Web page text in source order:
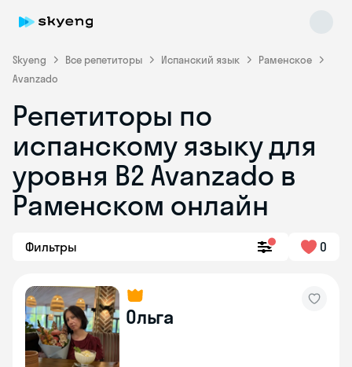
Skyeng Все репетиторы Испанский язык
Раменское
Avanzado
Репетиторы по
испанскому языку для
уровня B2 Avanzado в
Раменском онлайн
Фильтры 0
Ольга